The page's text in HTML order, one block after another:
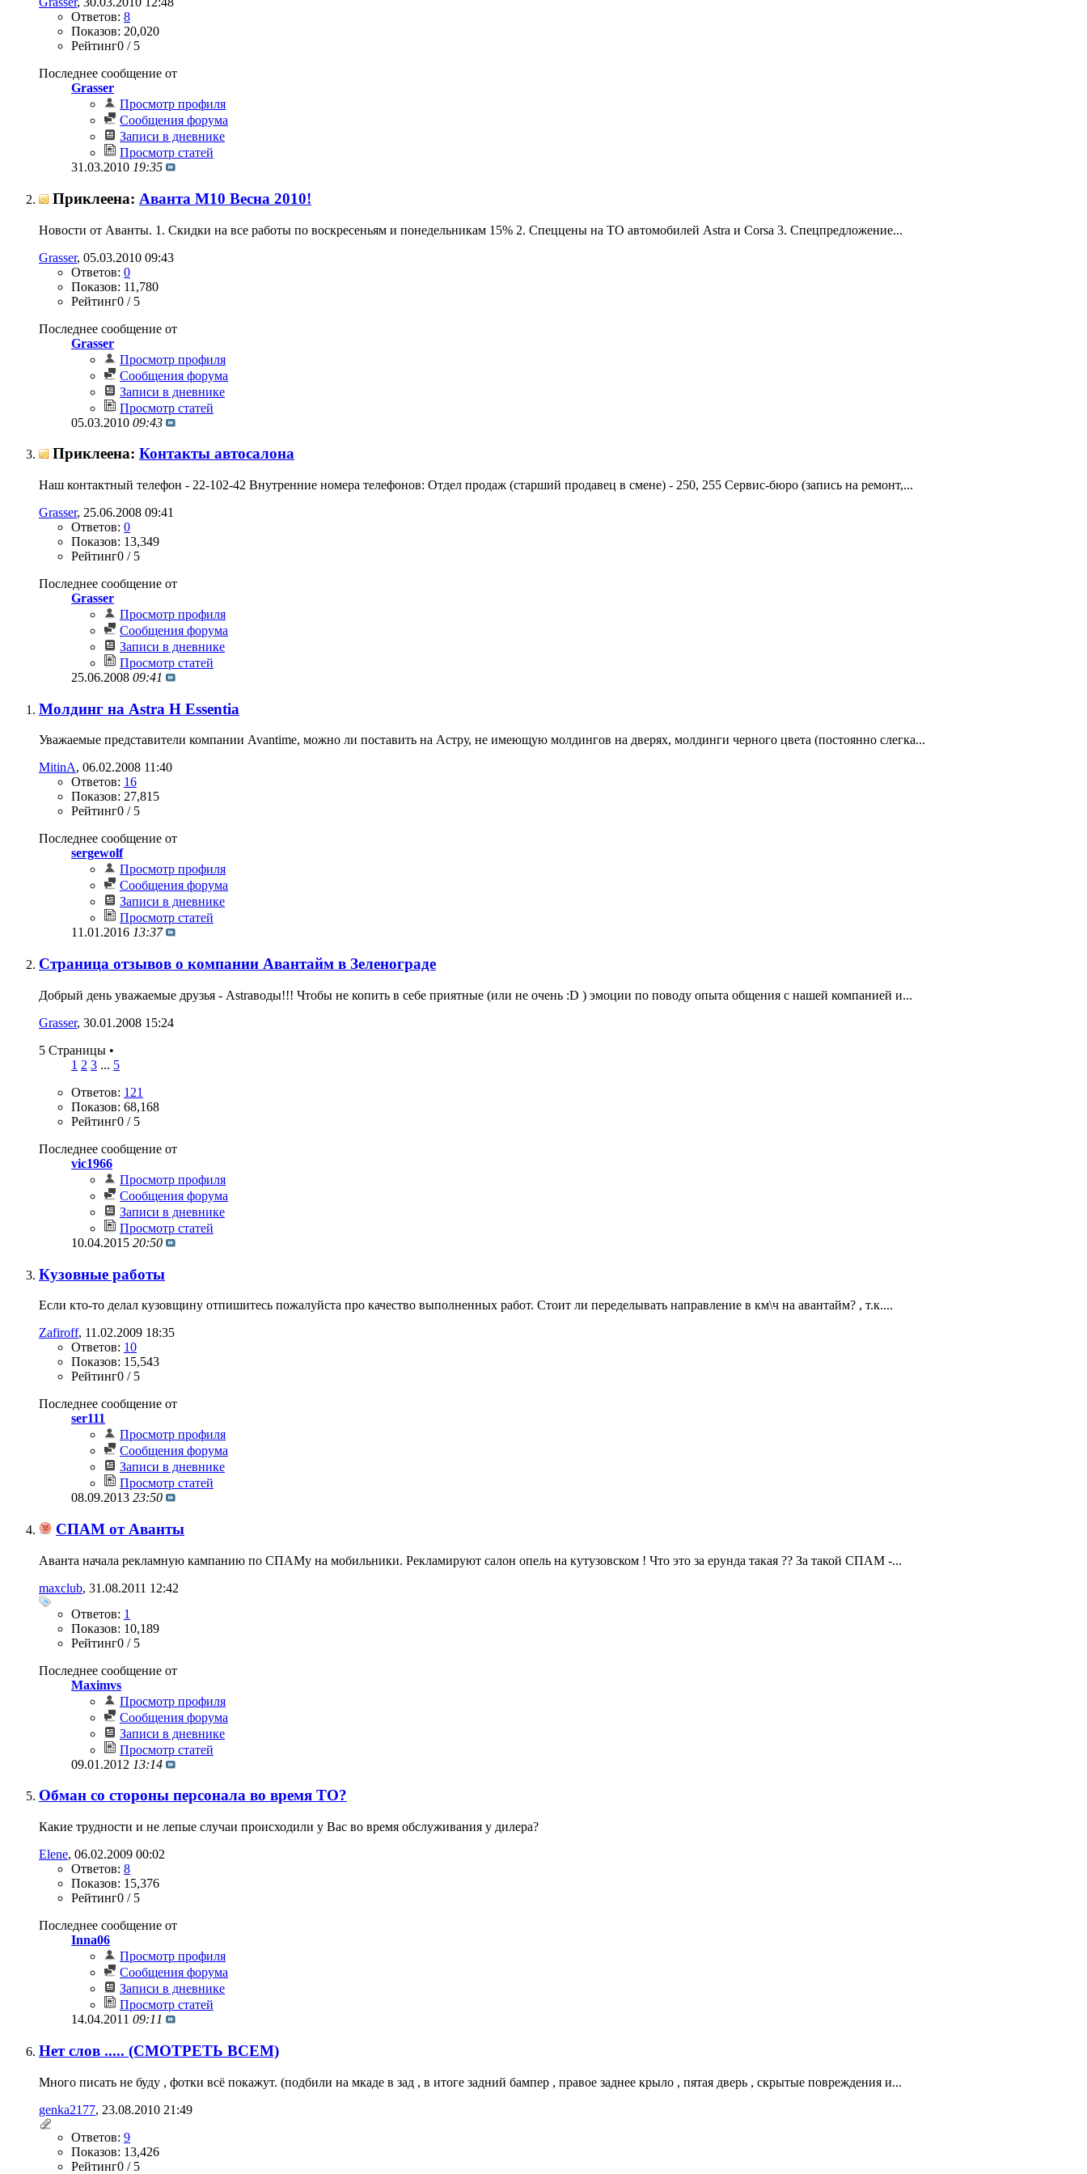
Ответов: 8
Показов: 20,020
Рейтинг0 / 5
Последнее сообщение от
Grasser
Просмотр профиля
Сообщения форума
Записи в дневнике
Просмотр статей
31.03.2010 19:35
Приклеена: Аванта М10 Весна 2010!
Новости от Аванты. 1. Скидки на все работы по воскресеньям и понедельникам 15% 2. Спеццены на ТО автомобилей Astra и Corsa 3. Спецпредложение...
Grasser‎, 05.03.2010 09:43
Ответов: 0
Показов: 11,780
Рейтинг0 / 5
Последнее сообщение от
Grasser
Просмотр профиля
Сообщения форума
Записи в дневнике
Просмотр статей
05.03.2010 09:43
Приклеена: Контакты автосалона
Наш контактный телефон - 22-102-42 Внутренние номера телефонов: Отдел продаж (старший продавец в смене) - 250, 255 Сервис-бюро (запись на ремонт,...
Grasser‎, 25.06.2008 09:41
Ответов: 0
Показов: 13,349
Рейтинг0 / 5
Последнее сообщение от
Grasser
Просмотр профиля
Сообщения форума
Записи в дневнике
Просмотр статей
25.06.2008 09:41
Молдинг на Astra H Essentia
Уважаемые представители компании Avantime, можно ли поставить на Астру, не имеющую молдингов на дверях, молдинги черного цвета (постоянно слегка...
MitinA‎, 06.02.2008 11:40
Ответов: 16
Показов: 27,815
Рейтинг0 / 5
Последнее сообщение от
sergewolf
Просмотр профиля
Сообщения форума
Записи в дневнике
Просмотр статей
11.01.2016 13:37
Страница отзывов о компании Авантайм в Зеленограде
Добрый день уважаемые друзья - Astraводы!!! Чтобы не копить в себе приятные (или не очень :D ) эмоции по поводу опыта общения с нашей компанией и...
Grasser‎, 30.01.2008 15:24
5 Страницы •
1 2 3 ... 5
Ответов: 121
Показов: 68,168
Рейтинг0 / 5
Последнее сообщение от
vic1966
Просмотр профиля
Сообщения форума
Записи в дневнике
Просмотр статей
10.04.2015 20:50
Кузовные работы
Если кто-то делал кузовщину отпишитесь пожалуйста про качество выполненных работ. Стоит ли переделывать направление в км\ч на авантайм? , т.к....
Zafiroff‎, 11.02.2009 18:35
Ответов: 10
Показов: 15,543
Рейтинг0 / 5
Последнее сообщение от
ser111
Просмотр профиля
Сообщения форума
Записи в дневнике
Просмотр статей
08.09.2013 23:50
СПАМ от Аванты
Аванта начала рекламную кампанию по СПАМу на мобильники. Рекламируют салон опель на кутузовском ! Что это за ерунда такая ?? За такой СПАМ -...
maxclub‎, 31.08.2011 12:42
Ответов: 1
Показов: 10,189
Рейтинг0 / 5
Последнее сообщение от
Maximvs
Просмотр профиля
Сообщения форума
Записи в дневнике
Просмотр статей
09.01.2012 13:14
Обман со стороны персонала во время ТО?
Какие трудности и не лепые случаи происходили у Вас во время обслуживания у дилера?
Elene‎, 06.02.2009 00:02
Ответов: 8
Показов: 15,376
Рейтинг0 / 5
Последнее сообщение от
Inna06
Просмотр профиля
Сообщения форума
Записи в дневнике
Просмотр статей
14.04.2011 09:11
Нет слов ..... (СМОТРЕТЬ ВСЕМ)
Много писать не буду , фотки всё покажут. (подбили на мкаде в зад , в итоге задний бампер , правое заднее крыло , пятая дверь , скрытые повреждения и...
genka2177‎, 23.08.2010 21:49
Ответов: 9
Показов: 13,426
Рейтинг0 / 5